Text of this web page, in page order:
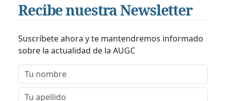
Recibe nuestra Newsletter
Suscríbete ahora y te mantendremos informado
sobre la actualidad de la AUGC